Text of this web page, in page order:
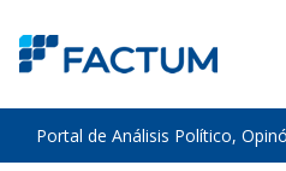
Portal de Análisis Político,